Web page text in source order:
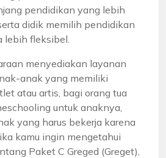
pendidikan yang lebih
didik memilih pendidikan
lebih fleksibel.
menyediakan layanan
anak yang memiliki
atau artis, bagi orang tua
untuk anaknya,
yang harus bekerja karena
kamu ingin mengetahui
Paket C Greged (Greget),